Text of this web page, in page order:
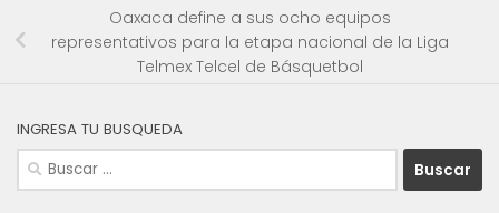
Oaxaca define a sus ocho equipos
representativos para la etapa nacional de la Liga
Telmex Telcel de Básquetbol
INGRESA TU BUSQUEDA
Buscar: